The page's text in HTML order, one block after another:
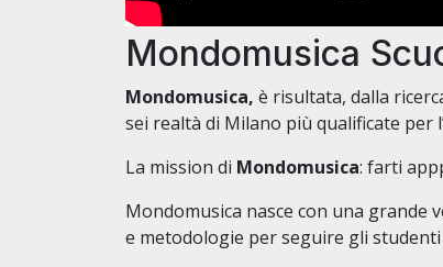
Mondomusica
Mondomusica, è risultata, dalla
sei realtà di Milano più qualificate per
La mission di Mondomusica: farti
Mondomusica nasce con una grande
e metodologie per seguire gli